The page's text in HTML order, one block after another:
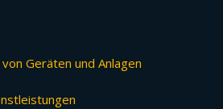
Geräten und Anlagen